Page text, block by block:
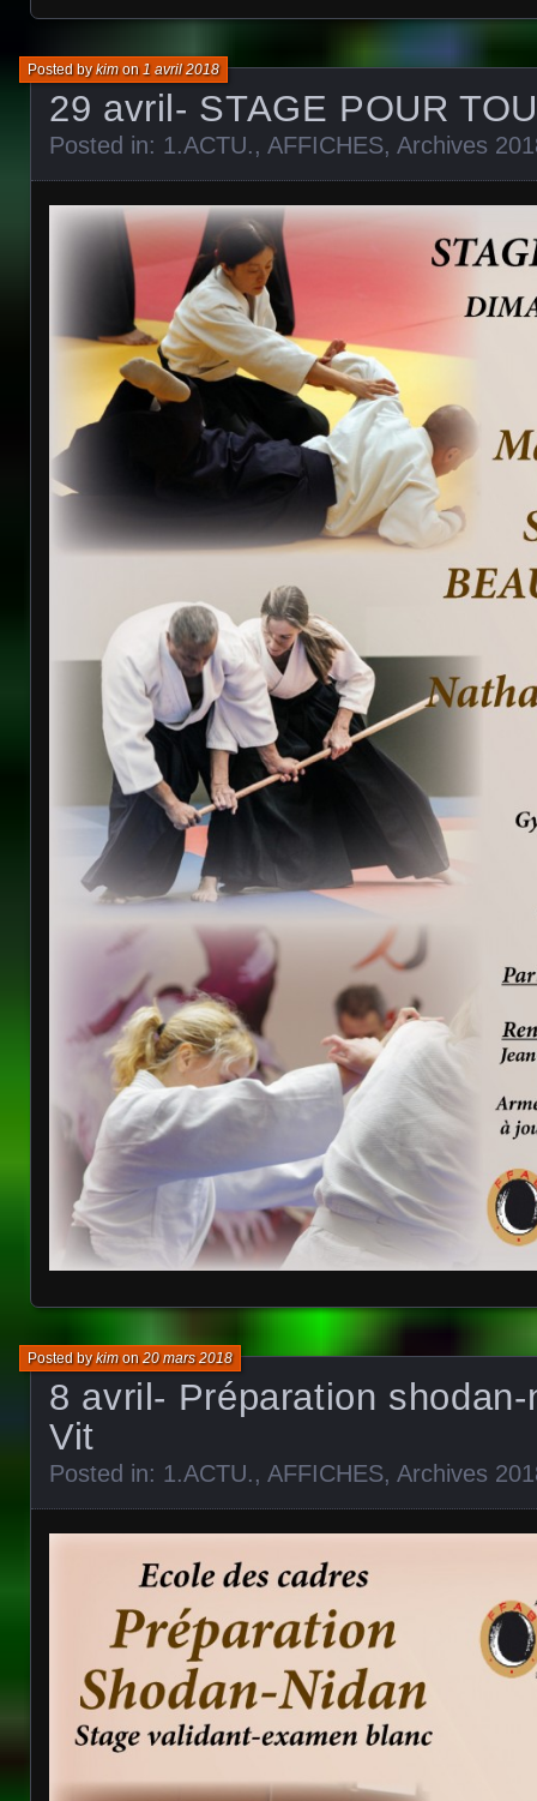
29 avril- STAGE POUR
Posted bykimon 1 avril 2018
Posted in: 1.ACTU., AFFICHES, Archives
8 avril- Préparation
Vit
Posted bykimon20 mars 2018
Posted in: 1.ACTU., AFFICHES, Archives